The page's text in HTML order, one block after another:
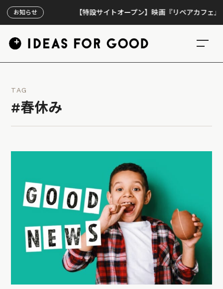
お知らせ 【特設サイトオープン】映画『リペアカフェ』、上
TAG
#春休み